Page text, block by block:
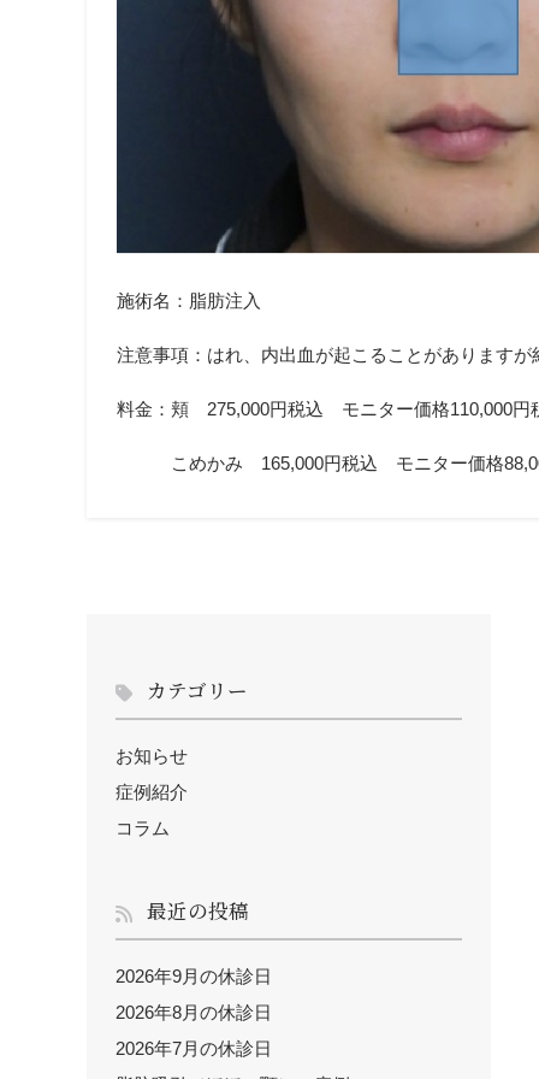
施術名：脂肪注入
注意事項：はれ、内出血が起こることがあります
料金：頬 275,000円税込 モニター価格110,000
こめかみ 165,000円税込 モニター価格
カテゴリー
お知らせ
症例紹介
コラム
最近の投稿
2026年9月の休診日
2026年8月の休診日
2026年7月の休診日